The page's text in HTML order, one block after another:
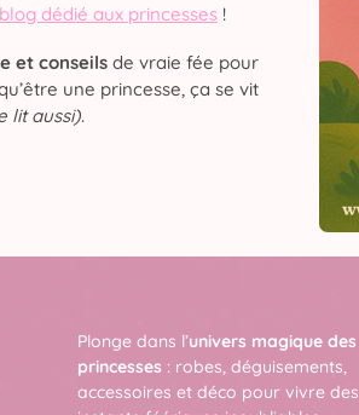
blog dédié aux princesses !
et conseilsde vraie fée pour
une princesse, ça se vit
lit aussi).
Plonge dans l’univers magique des
princesses : robes, déguisements,
accessoires et déco pour vivre des